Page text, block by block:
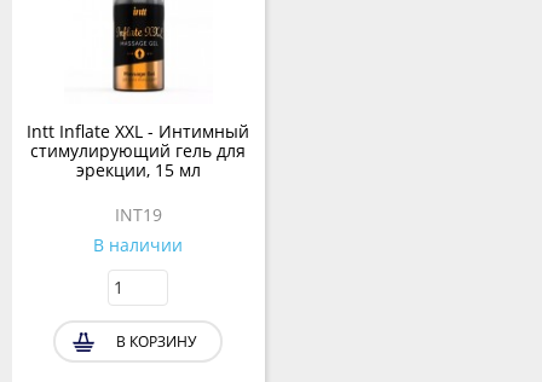
Intt Inflate XXL - Интимный
стимулирующий гель для
эрекции, 15 мл
INT19
В наличии
В КОРЗИНУ